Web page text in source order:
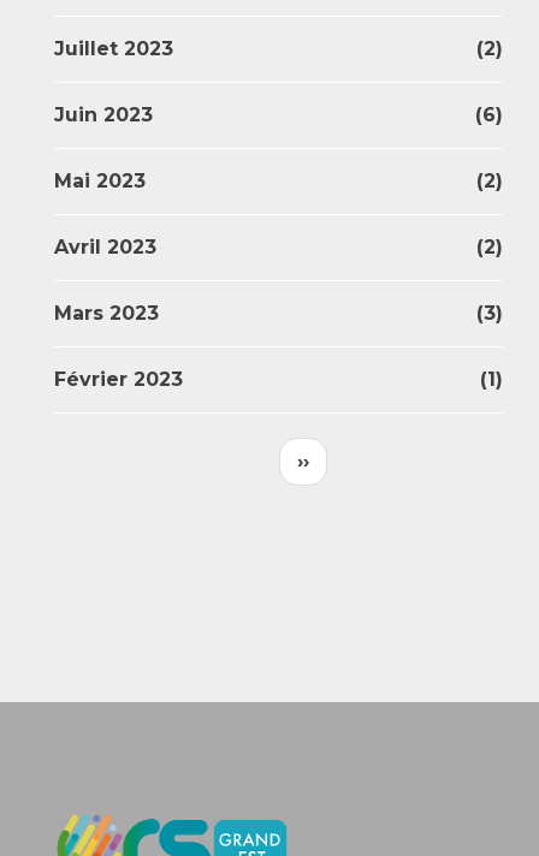
Juillet 2023 (2)
Juin 2023 (6)
Mai 2023 (2)
Avril 2023 (2)
Mars 2023 (3)
Février 2023 (1)
Page
‹‹
Page
››